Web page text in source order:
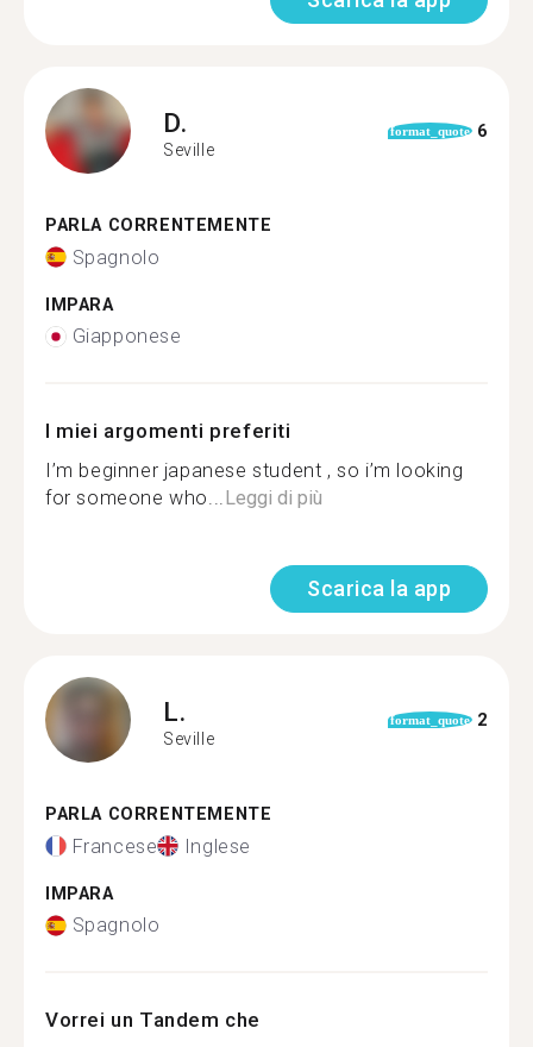
D.
Seville
format_quote 6
PARLA CORRENTEMENTE
Spagnolo
IMPARA
Giapponese
I miei argomenti preferiti
I’m beginner japanese student , so i’m looking
for someone who...Leggi di più
Scarica la app
L.
Seville
format_quote 2
PARLA CORRENTEMENTE
Francese Inglese
IMPARA
Spagnolo
Vorrei un Tandem che